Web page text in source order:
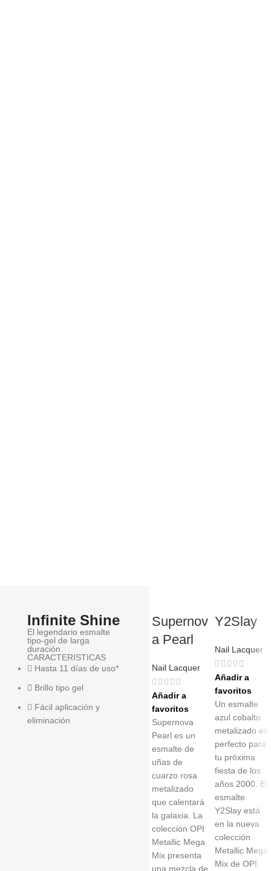
Infinite Shine
El legendario esmalte
tipo-gel de larga
duración.
CARACTERISTICAS
Hasta 11 días de uso*
Brillo tipo gel
Fácil aplicación y
eliminación
Supernov
a Pearl
Nail Lacquer
Añadir a
favoritos
Supernova
Pearl es un
esmalte de
uñas de
cuarzo rosa
metalizado
que calentará
la galaxia. La
colección OPI
Metallic Mega
Mix presenta
una mezcla de
Y2Slay
Nail Lacquer
Añadir a
favoritos
Un esmalte
azul cobalto
metalizado es
perfecto para
tu próxima
fiesta de los
años 2000. El
esmalte
Y2Slay está
en la nueva
colección
Metallic Mega
Mix de OPI.